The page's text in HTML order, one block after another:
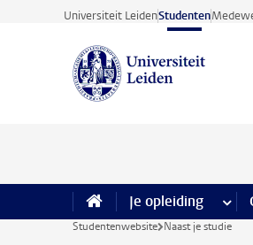
Ga direct naar de inhoud
Universiteit LeidenStudenten
Je opleiding
Studentenwebsite Naast je studie